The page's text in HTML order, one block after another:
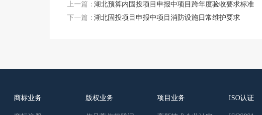
上一篇：湖北预算内固投项目申报中项目跨年度验收要求标准
下一篇：湖北固投项目申报中项目消防设施日常维护要求
商标业务 版权业务 项目业务 ISO认证